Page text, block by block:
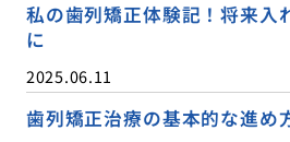
私の歯列矯正体験記！将来入
に
2025.06.11
歯列矯正治療の基本的な進め